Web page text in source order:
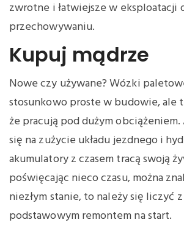
zwrotne i łatwiejsze w eksploatacji
przechowywaniu.
Kupuj mądrze
Nowe czy używane? Wózki
stosunkowo proste w budowie, ale
że pracują pod dużym obciążeniem.
się na zużycie układu jezdnego i
akumulatory z czasem tracą swoją
poświęcając nieco czasu, można
niezłym stanie, to należy się liczyć
podstawowym remontem na start.